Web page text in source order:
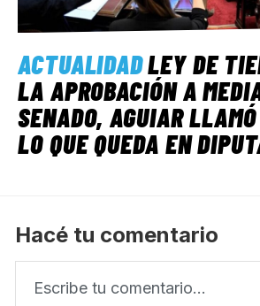
ACTUALIDADLEY DE
LA APROBACIÓN A
SENADO, AGUIAR
LO QUE QUEDA EN
Hacé tu comentario